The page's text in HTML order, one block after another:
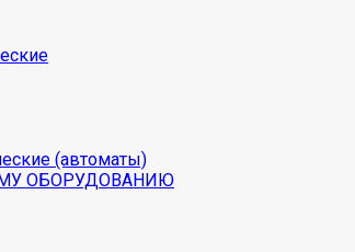
(автоматы)
ОБОРУДОВАНИЮ